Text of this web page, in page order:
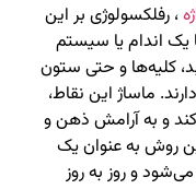
، رفلکسولوژی بر این
یک اندام یا سیستم
کلیه‌ها و حتی ستون
ماساژ این نقاط،
و به آرامش ذهن و
روش به عنوان یک
و روز به روز